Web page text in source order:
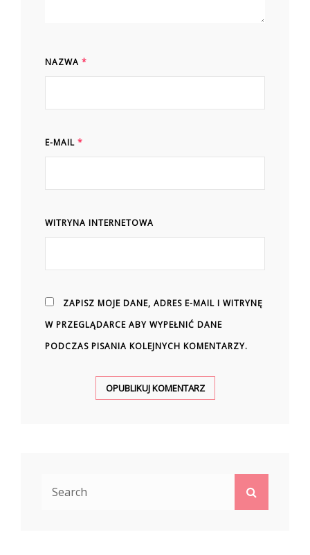
NAZWA *
E-MAIL *
WITRYNA INTERNETOWA
ZAPISZ MOJE DANE, ADRES E-MAIL I WITRYNĘ
W PRZEGLĄDARCE ABY WYPEŁNIĆ DANE
PODCZAS PISANIA KOLEJNYCH KOMENTARZY.